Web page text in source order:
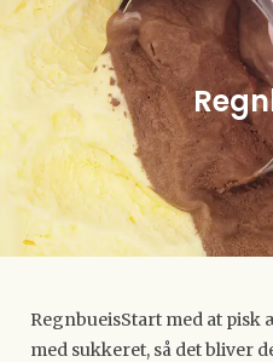
RegnbueisStart med at
med sukkeret, så det bliver